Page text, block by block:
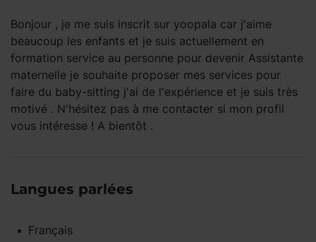
Bonjour , je me suis inscrit sur yoopala car j'aime
beaucoup les enfants et je suis actuellement en
formation service au personne pour devenir Assistante
maternelle je souhaite proposer mes services pour
faire du baby-sitting j'ai de l'expérience et je suis très
motivé . N'hésitez pas à me contacter si mon profil
vous intéresse ! A bientôt .
Langues parlées
Français